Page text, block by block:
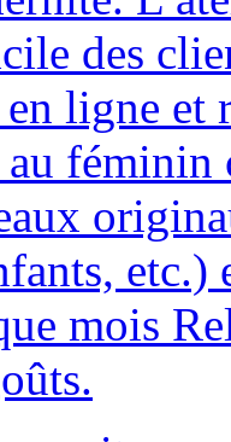
des
ligne et
féminin
mois